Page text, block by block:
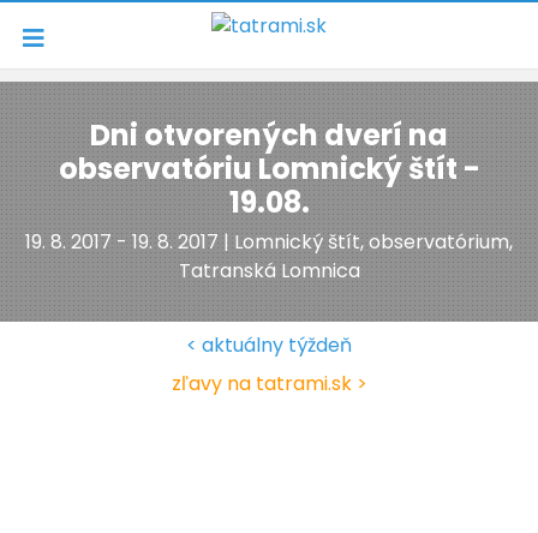
Navigácia
Dni otvorených dverí na
observatóriu Lomnický štít -
19.08.
19. 8. 2017 - 19. 8. 2017 | Lomnický štít, observatórium,
Tatranská Lomnica
< aktuálny týždeň
zľavy na tatrami.sk >